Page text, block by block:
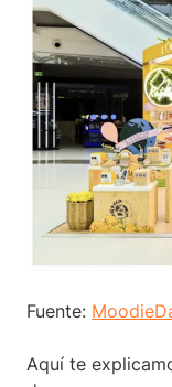
Fuente:
Aquí te